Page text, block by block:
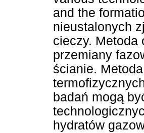
and the
nieustalonych
cieczy. Metoda
przemiany
ścianie.
badań mogą
hydratów